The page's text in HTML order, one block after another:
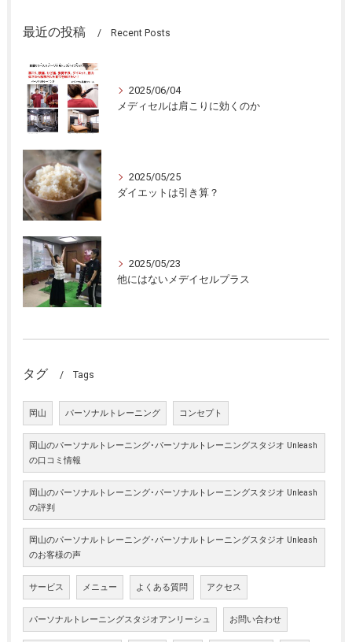
最近の投稿 Recent Posts
2025/06/04
メディセルは肩こりに効くのか
2025/05/25
ダイエットは引き算？
2025/05/23
他にはないメデイセルプラス
タグ Tags
岡山 パーソナルトレーニング コンセプト
岡山のパーソナルトレーニング･パーソナルトレーニングスタジオ Unleash
の口コミ情報
岡山のパーソナルトレーニング･パーソナルトレーニングスタジオ Unleash
の評判
岡山のパーソナルトレーニング･パーソナルトレーニングスタジオ Unleash
のお客様の声
サービス メニュー よくある質問 アクセス
パーソナルトレーニングスタジオアンリーシュ お問い合わせ